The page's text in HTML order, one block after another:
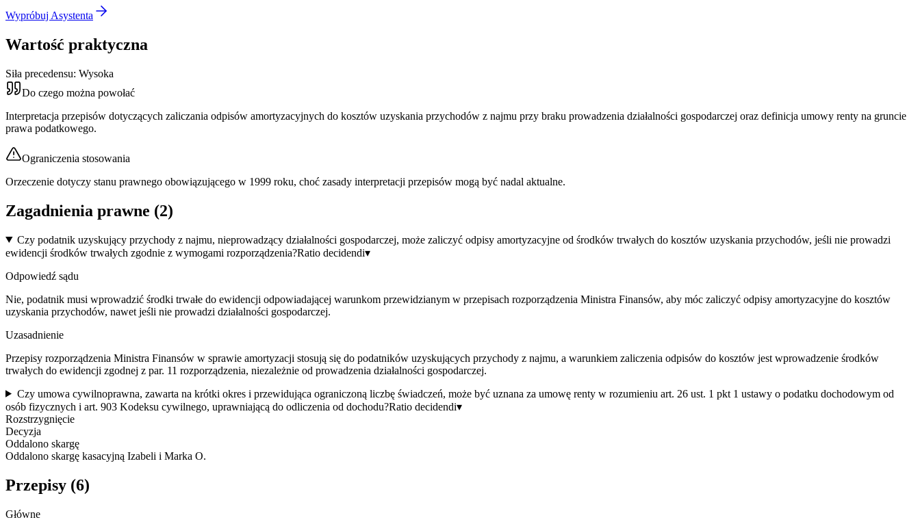
Wypróbuj Asystenta
Wartość praktyczna
Siła precedensu: Wysoka
Do czego można powołać
Interpretacja przepisów dotyczących zaliczania odpisów amortyzacyjnych do kosztów uzyskania przychodów z najmu przy braku prowadzenia działalności gospodarczej oraz definicja umowy renty na gruncie
prawa podatkowego.
Ograniczenia stosowania
Orzeczenie dotyczy stanu prawnego obowiązującego w 1999 roku, choć zasady interpretacji przepisów mogą być nadal aktualne.
Zagadnienia prawne (2)
Czy podatnik uzyskujący przychody z najmu, nieprowadzący działalności gospodarczej, może zaliczyć odpisy amortyzacyjne od środków trwałych do kosztów uzyskania przychodów, jeśli nie prowadzi
ewidencji środków trwałych zgodnie z wymogami rozporządzenia?Ratio decidendi▾
Odpowiedź sądu
Nie, podatnik musi wprowadzić środki trwałe do ewidencji odpowiadającej warunkom przewidzianym w przepisach rozporządzenia Ministra Finansów, aby móc zaliczyć odpisy amortyzacyjne do kosztów
uzyskania przychodów, nawet jeśli nie prowadzi działalności gospodarczej.
Uzasadnienie
Przepisy rozporządzenia Ministra Finansów w sprawie amortyzacji stosują się do podatników uzyskujących przychody z najmu, a warunkiem zaliczenia odpisów do kosztów jest wprowadzenie środków
trwałych do ewidencji zgodnej z par. 11 rozporządzenia, niezależnie od prowadzenia działalności gospodarczej.
Czy umowa cywilnoprawna, zawarta na krótki okres i przewidująca ograniczoną liczbę świadczeń, może być uznana za umowę renty w rozumieniu art. 26 ust. 1 pkt 1 ustawy o podatku dochodowym od
osób fizycznych i art. 903 Kodeksu cywilnego, uprawniającą do odliczenia od dochodu?Ratio decidendi▾
Rozstrzygnięcie
Decyzja
Oddalono skargę
Oddalono skargę kasacyjną Izabeli i Marka O.
Przepisy (6)
Główne